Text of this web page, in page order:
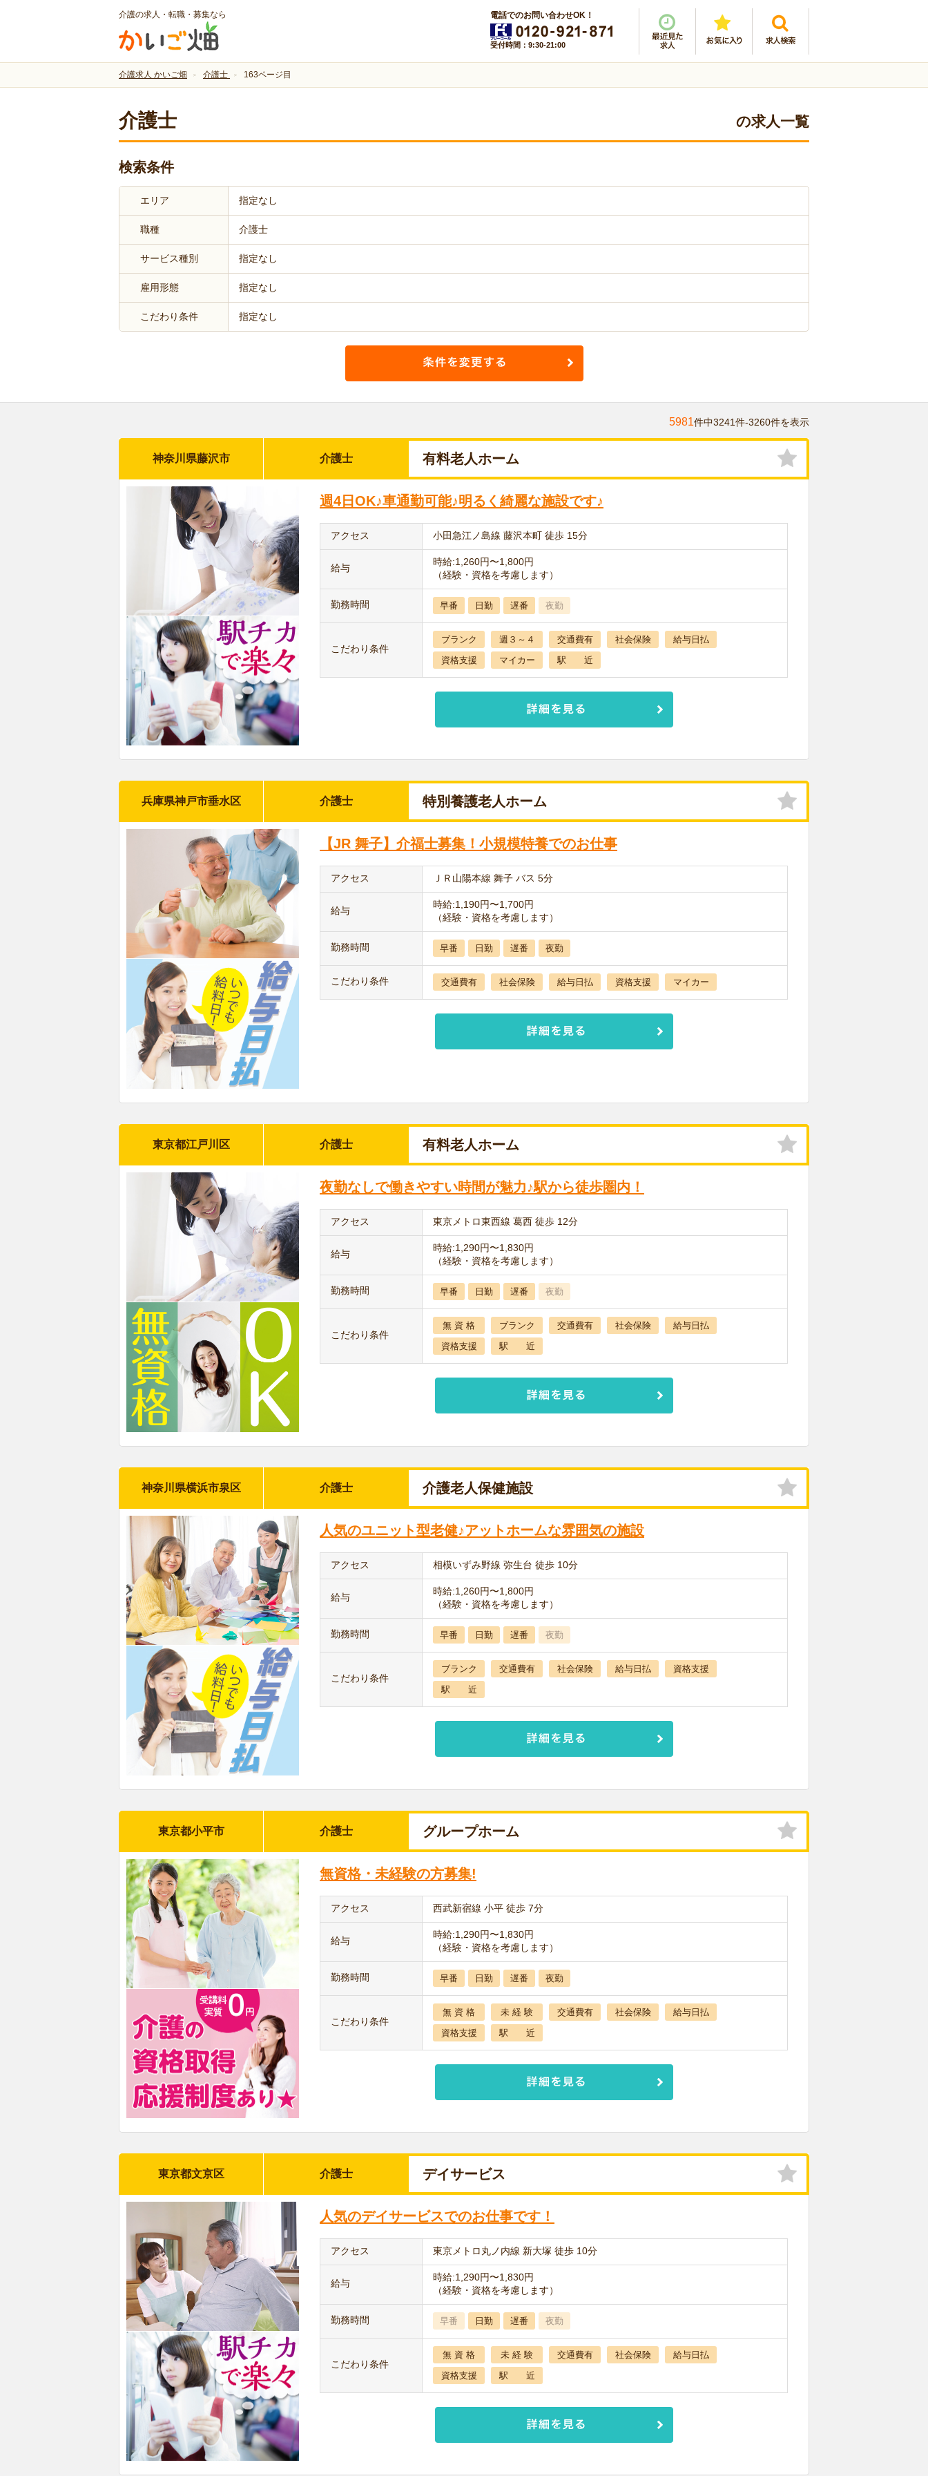
介護の求人・転職・募集なら 電話でのお問い合わせOK！
受付時間：9:30-21:00
介護求人 かいご畑 介護士 163ページ目
介護士 の求人一覧
検索条件
エリア 指定なし
職種 介護士
サービス種別 指定なし
雇用形態 指定なし
こだわり条件 指定なし
5981件中3241件-3260件を表示
神奈川県藤沢市 介護士 有料老人ホーム
週4日OK♪車通勤可能♪明るく綺麗な施設です♪
アクセス 小田急江ノ島線 藤沢本町 徒歩 15分
給与
時給:1,260円〜1,800円
（経験・資格を考慮します）
勤務時間 早番 日勤 遅番 夜勤
こだわり条件
ブランク 週３～４ 交通費有 社会保険
給与日払
資格支援
マイカー 駅 近
兵庫県神戸市垂水区 介護士 特別養護老人ホーム
【JR 舞子】介福士募集！小規模特養でのお仕事
アクセス ＪＲ山陽本線 舞子 バス 5分
給与
時給:1,190円〜1,700円
（経験・資格を考慮します）
勤務時間 早番 日勤 遅番 夜勤
こだわり条件 交通費有 社会保険 給与日払 資格支援 マイカー
東京都江戸川区 介護士 有料老人ホーム
夜勤なしで働きやすい時間が魅力♪駅から徒歩圏内！
アクセス 東京メトロ東西線 葛西 徒歩 12分
給与
時給:1,290円〜1,830円
（経験・資格を考慮します）
勤務時間 早番 日勤 遅番 夜勤
こだわり条件
無 資 格 ブランク 交通費有 社会保険
給与日払
資格支援
駅 近
神奈川県横浜市泉区 介護士 介護老人保健施設
人気のユニット型老健♪アットホームな雰囲気の施設
アクセス 相模いずみ野線 弥生台 徒歩 10分
給与
時給:1,260円〜1,800円
（経験・資格を考慮します）
勤務時間 早番 日勤 遅番 夜勤
こだわり条件
ブランク 交通費有 社会保険 給与日払
資格支援
駅 近
東京都小平市 介護士 グループホーム
無資格・未経験の方募集!
アクセス 西武新宿線 小平 徒歩 7分
給与
時給:1,290円〜1,830円
（経験・資格を考慮します）
勤務時間 早番 日勤 遅番 夜勤
こだわり条件
無 資 格 未 経 験 交通費有 社会保険
給与日払
資格支援
駅 近
東京都文京区 介護士 デイサービス
人気のデイサービスでのお仕事です！
アクセス 東京メトロ丸ノ内線 新大塚 徒歩 10分
給与
時給:1,290円〜1,830円
（経験・資格を考慮します）
勤務時間 早番 日勤 遅番 夜勤
こだわり条件
無 資 格 未 経 験 交通費有 社会保険
給与日払
資格支援
駅 近